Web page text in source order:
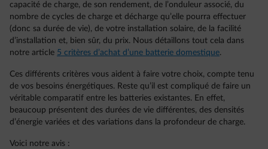
capacité de charge, de son rendement, de l’onduleur associé, du
nombre de cycles de charge et décharge qu’elle pourra effectuer
(donc sa durée de vie), de votre installation solaire, de la facilité
d’installation et, bien sûr, du prix. Nous détaillons tout cela dans
notre article 5 critères d’achat d’une batterie domestique.
Ces différents critères vous aident à faire votre choix, compte tenu
de vos besoins énergétiques. Reste qu’il est compliqué de faire un
véritable comparatif entre les batteries existantes. En effet,
beaucoup présentent des durées de vie différentes, des densités
d’énergie variées et des variations dans la profondeur de charge.
Voici notre avis :